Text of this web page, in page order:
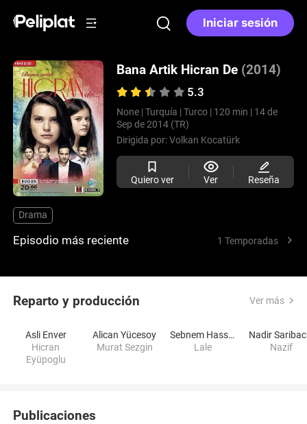
Iniciar sesión
Bana Artik Hicran De (2014)
5.3
None | Turquía | Turco | 120 min | 14 de
Sep de 2014 (TR)
Dirigida por:Volkan Kocatürk
Quiero ver Ver Reseña
Drama
Episodio más reciente 1 Temporadas
Reparto y producción Ver más
Asli Enver
Hicran
Eyüpoglu
Alican Yücesoy
Murat Sezgin
Sebnem Hassanisoughi
Lale
Nazif
Publicaciones